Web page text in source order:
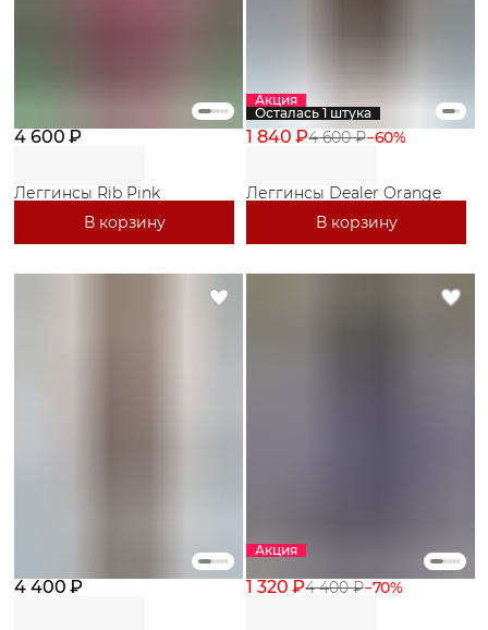
4 600 ₽
Леггинсы Rib Pink
В корзину
Акция
Осталась 1 штука
1 840 ₽4 600 ₽−60%
Леггинсы Dealer Orange
В корзину
4 400 ₽
Акция
1 320 ₽4 400 ₽−70%